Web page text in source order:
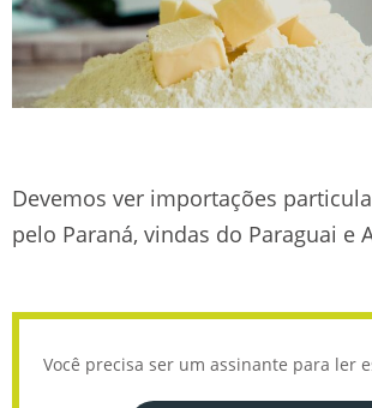
Devemos ver importações
pelo Paraná, vindas do Paraguai e
Você precisa ser um assinante para ler